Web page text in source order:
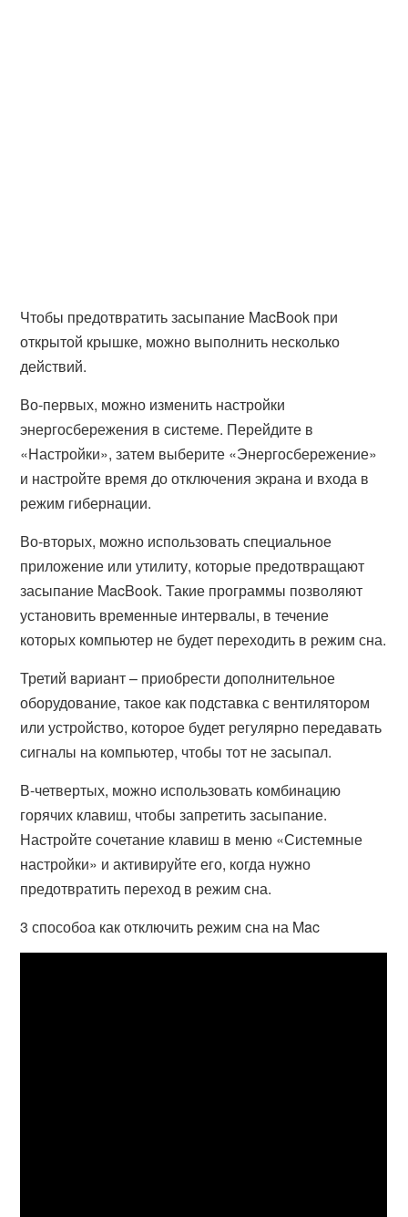
Чтобы предотвратить засыпание MacBook при
открытой крышке, можно выполнить несколько
действий.
Во-первых, можно изменить настройки
энергосбережения в системе. Перейдите в
«Настройки», затем выберите «Энергосбережение»
и настройте время до отключения экрана и входа в
режим гибернации.
Во-вторых, можно использовать специальное
приложение или утилиту, которые предотвращают
засыпание MacBook. Такие программы позволяют
установить временные интервалы, в течение
которых компьютер не будет переходить в режим сна.
Третий вариант – приобрести дополнительное
оборудование, такое как подставка с вентилятором
или устройство, которое будет регулярно передавать
сигналы на компьютер, чтобы тот не засыпал.
В-четвертых, можно использовать комбинацию
горячих клавиш, чтобы запретить засыпание.
Настройте сочетание клавиш в меню «Системные
настройки» и активируйте его, когда нужно
предотвратить переход в режим сна.
3 способоа как отключить режим сна на Mac